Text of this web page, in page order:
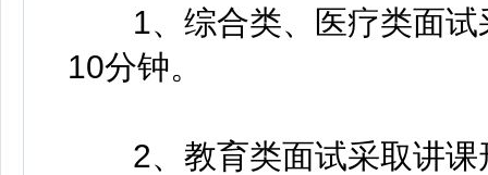
1、综合类、医疗类面试
10分钟。
2、教育类面试采取讲课